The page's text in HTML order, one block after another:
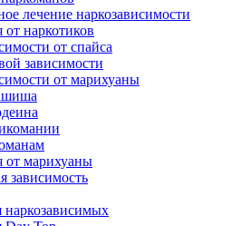
лечение наркозависимости
от наркотиков
от спайса
зависимости
от марихуаны
от марихуаны
зависимость
наркозависимых